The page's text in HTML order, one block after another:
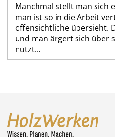
Manchmal stellt man sich
man ist so in die Arbeit
offensichtliche übersieht.
und man ärgert sich über
nutzt...